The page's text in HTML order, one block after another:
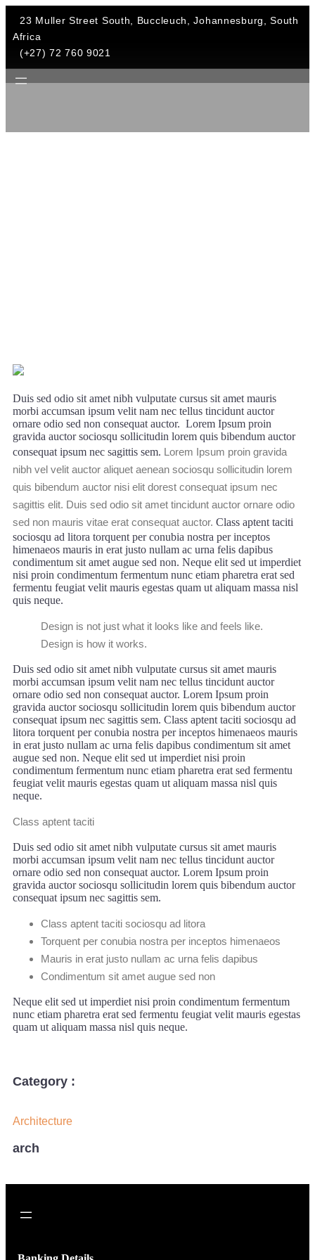
23 Muller Street South, Buccleuch, Johannesburg, South
Africa
(+27) 72 760 9021
Duis sed odio sit amet nibh vulputate cursus sit amet mauris
morbi accumsan ipsum velit nam nec tellus tincidunt auctor
ornare odio sed non consequat auctor. Lorem Ipsum proin
gravida auctor sociosqu sollicitudin lorem quis bibendum auctor
consequat ipsum nec sagittis sem. Lorem Ipsum proin gravida
nibh vel velit auctor aliquet aenean sociosqu sollicitudin lorem
quis bibendum auctor nisi elit dorest consequat ipsum nec
sagittis elit. Duis sed odio sit amet tincidunt auctor ornare odio
sed non mauris vitae erat consequat auctor. Class aptent taciti
sociosqu ad litora torquent per conubia nostra per inceptos
himenaeos mauris in erat justo nullam ac urna felis dapibus
condimentum sit amet augue sed non. Neque elit sed ut imperdiet
nisi proin condimentum fermentum nunc etiam pharetra erat sed
fermentu feugiat velit mauris egestas quam ut aliquam massa nisl
quis neque.
Design is not just what it looks like and feels like.
Design is how it works.
Duis sed odio sit amet nibh vulputate cursus sit amet mauris
morbi accumsan ipsum velit nam nec tellus tincidunt auctor
ornare odio sed non consequat auctor. Lorem Ipsum proin
gravida auctor sociosqu sollicitudin lorem quis bibendum auctor
consequat ipsum nec sagittis sem. Class aptent taciti sociosqu ad
litora torquent per conubia nostra per inceptos himenaeos mauris
in erat justo nullam ac urna felis dapibus condimentum sit amet
augue sed non. Neque elit sed ut imperdiet nisi proin
condimentum fermentum nunc etiam pharetra erat sed fermentu
feugiat velit mauris egestas quam ut aliquam massa nisl quis
neque.
Class aptent taciti
Duis sed odio sit amet nibh vulputate cursus sit amet mauris
morbi accumsan ipsum velit nam nec tellus tincidunt auctor
ornare odio sed non consequat auctor. Lorem Ipsum proin
gravida auctor sociosqu sollicitudin lorem quis bibendum auctor
consequat ipsum nec sagittis sem.
Class aptent taciti sociosqu ad litora
Torquent per conubia nostra per inceptos himenaeos
Mauris in erat justo nullam ac urna felis dapibus
Condimentum sit amet augue sed non
Neque elit sed ut imperdiet nisi proin condimentum fermentum
nunc etiam pharetra erat sed fermentu feugiat velit mauris egestas
quam ut aliquam massa nisl quis neque.
Category :
Architecture
arch